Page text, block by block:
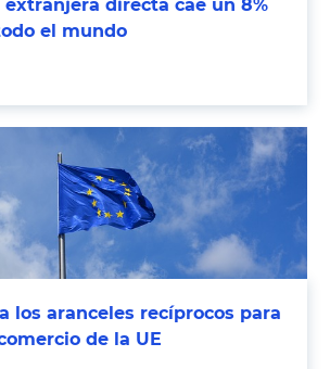
extranjera directa cae un 8%
el mundo
los aranceles recíprocos para
de la UE